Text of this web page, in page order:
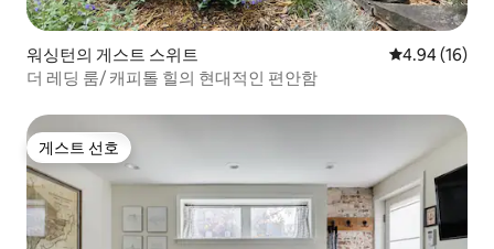
워싱턴의 게스트 스위트 평점 4.94점(5
4.94 (16)
더 레딩 룸/ 캐피톨 힐의 현대적인 편안함
게스트 선호
게스트 선호